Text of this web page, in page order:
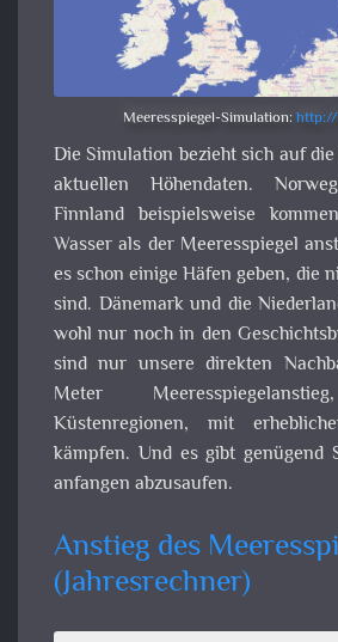
aktuellen Höhendaten.
beispielsweise kommen
Meeresspiegel ansteigt. In
Häfen geben, die nicht mehr
und die Niederlande, wird es in
den Geschichtsbüchern geben
direkten Nachbarn.
Meeresspiegelanstieg, haben
erheblichen Landverlusten
genügend Städte die bereits jetzt
Anstieg des
(Jahresrechner)
Jahr Start (m) Ende (m)